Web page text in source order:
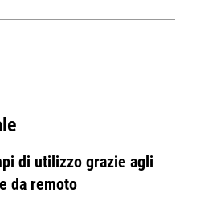
di utilizzo grazie agli
da remoto